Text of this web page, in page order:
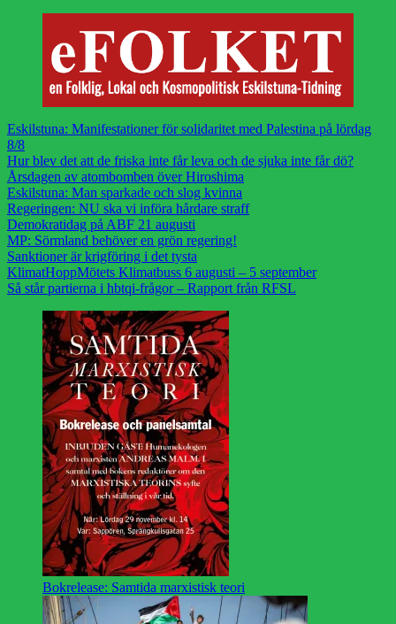
Eskilstuna: Manifestationer för solidaritet med Palestina på lördag
8/8
Hur blev det att de friska inte får leva och de sjuka inte får dö?
Årsdagen av atombomben över Hiroshima
Eskilstuna: Man sparkade och slog kvinna
Regeringen: NU ska vi införa hårdare straff
Demokratidag på ABF 21 augusti
MP: Sörmland behöver en grön regering!
Sanktioner är krigföring i det tysta
KlimatHoppMötets Klimatbuss 6 augusti – 5 september
Så står partierna i hbtqi-frågor – Rapport från RFSL
Bokrelease: Samtida marxistisk teori